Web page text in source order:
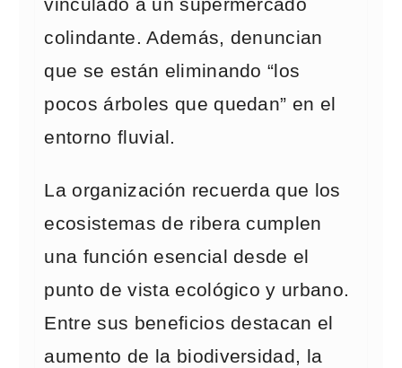
vinculado a un supermercado
colindante. Además, denuncian
que se están eliminando “los
pocos árboles que quedan” en el
entorno fluvial.
La organización recuerda que los
ecosistemas de ribera cumplen
una función esencial desde el
punto de vista ecológico y urbano.
Entre sus beneficios destacan el
aumento de la biodiversidad, la